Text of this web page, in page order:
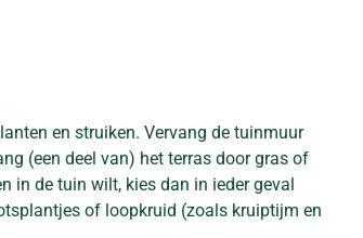
en struiken. Vervang de tuinmuur
(een deel van) het terras door gras of
in de tuin wilt, kies dan in ieder geval
of loopkruid (zoals kruiptijm en